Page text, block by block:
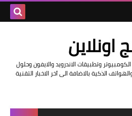
اونلاين
وتطبيقات الاندرويد والايفون وحلول
الذكية بالاضافة الى آخر الاخبار التقنية